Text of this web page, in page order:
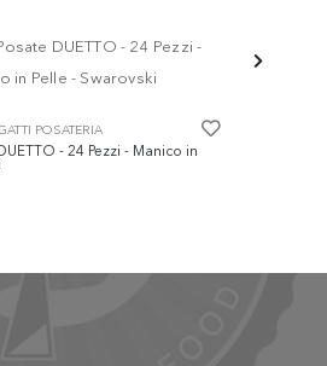
POSATERIA
- 24 Pezzi - Manico in